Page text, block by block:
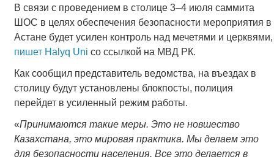
В связи с проведением в столице 3–4 июля саммита
ШОС в целях обеспечения безопасности мероприятия в
Астане будет усилен контроль над мечетями и церквями,
пишет Halyq Uni со ссылкой на МВД РК.
Как сообщил представитель ведомства, на въездах в
столицу будут установлены блокпосты, полиция
перейдет в усиленный режим работы.
«Принимаются такие меры. Это не новшество
Казахстана, это мировая практика. Мы делаем это
для безопасности населения. Все это делается в